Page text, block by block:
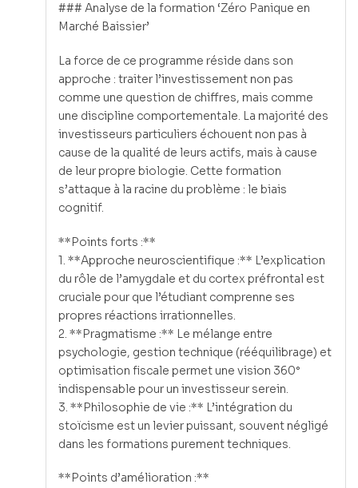
### Analyse de la formation ‘Zéro Panique en
Marché Baissier’
La force de ce programme réside dans son
approche : traiter l’investissement non pas
comme une question de chiffres, mais comme
une discipline comportementale. La majorité des
investisseurs particuliers échouent non pas à
cause de la qualité de leurs actifs, mais à cause
de leur propre biologie. Cette formation
s’attaque à la racine du problème : le biais
cognitif.
**Points forts :**
1. **Approche neuroscientifique :** L’explication
du rôle de l’amygdale et du cortex préfrontal est
cruciale pour que l’étudiant comprenne ses
propres réactions irrationnelles.
2. **Pragmatisme :** Le mélange entre
psychologie, gestion technique (rééquilibrage) et
optimisation fiscale permet une vision 360°
indispensable pour un investisseur serein.
3. **Philosophie de vie :** L’intégration du
stoïcisme est un levier puissant, souvent négligé
dans les formations purement techniques.
**Points d’amélioration :**